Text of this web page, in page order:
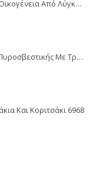
Playmobil Εικονολήπτης Και Οικογένεια Από Λύγκες 5561
Playmobil City Action Όχημα Πυροσβεστικής Με Τροχαλία Ρυμούλκησης 9466
Και Κοριτσάκι 6968